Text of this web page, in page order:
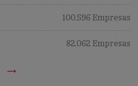
100,596 Empresas
82,062 Empresas